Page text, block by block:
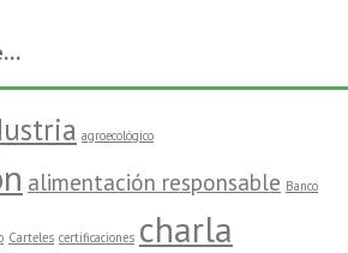
agroecológico
alimentación responsable Banco
Carteles certificaciones charla